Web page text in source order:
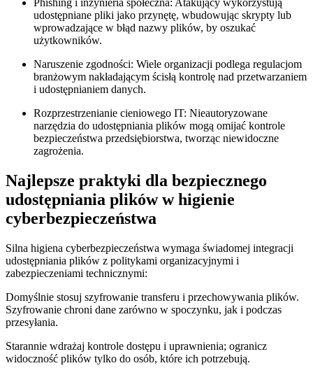
Phishing i inżynieria społeczna: Atakujący wykorzystują
udostępniane pliki jako przynętę, wbudowując skrypty lub
wprowadzające w błąd nazwy plików, by oszukać
użytkowników.
Naruszenie zgodności: Wiele organizacji podlega regulacjom
branżowym nakładającym ścisłą kontrolę nad przetwarzaniem
i udostępnianiem danych.
Rozprzestrzenianie cieniowego IT: Nieautoryzowane
narzędzia do udostępniania plików mogą omijać kontrole
bezpieczeństwa przedsiębiorstwa, tworząc niewidoczne
zagrożenia.
Najlepsze praktyki dla bezpiecznego
udostępniania plików w higienie
cyberbezpieczeństwa
Silna higiena cyberbezpieczeństwa wymaga świadomej integracji
udostępniania plików z politykami organizacyjnymi i
zabezpieczeniami technicznymi:
Domyślnie stosuj szyfrowanie transferu i przechowywania plików.
Szyfrowanie chroni dane zarówno w spoczynku, jak i podczas
przesyłania.
Starannie wdrażaj kontrole dostępu i uprawnienia; ogranicz
widoczność plików tylko do osób, które ich potrzebują.